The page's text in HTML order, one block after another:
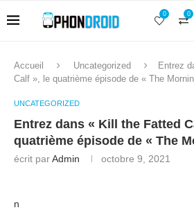
0
0
Accueil Uncategorized
Entrez
Calf », le quatrième épisode de « The
UNCATEGORIZED
Entrez dans « Kill the Fatted
quatrième épisode de « The
écrit parAdmin octobre 9, 2021
n